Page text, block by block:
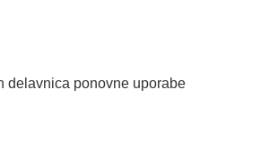
delavnica ponovne uporabe